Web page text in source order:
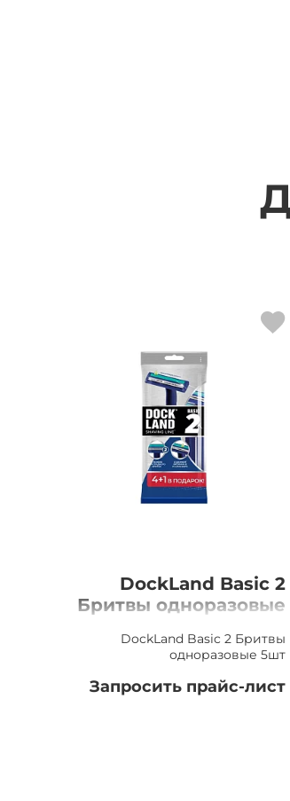
DockLand Basic 2
Бритвы одноразовые
DockLand Basic 2 Бритвы
одноразовые 5шт
Запросить прайс-лист